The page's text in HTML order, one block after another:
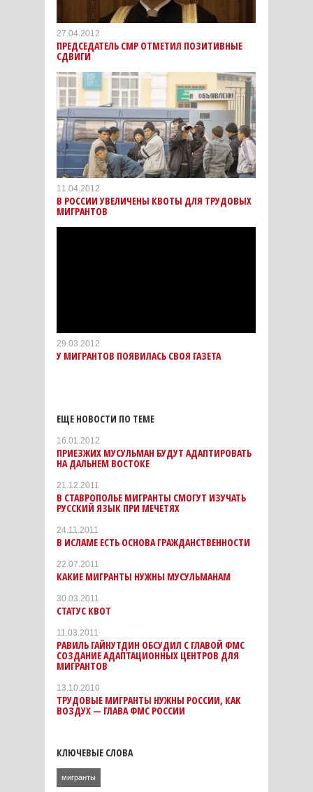
27.04.2012
ПРЕДСЕДАТЕЛЬ СМР ОТМЕТИЛ ПОЗИТИВНЫЕ
СДВИГИ
11.04.2012
В РОССИИ УВЕЛИЧЕНЫ КВОТЫ ДЛЯ ТРУДОВЫХ
МИГРАНТОВ
29.03.2012
У МИГРАНТОВ ПОЯВИЛАСЬ СВОЯ ГАЗЕТА
ЕЩЕ НОВОСТИ ПО ТЕМЕ
16.01.2012
ПРИЕЗЖИХ МУСУЛЬМАН БУДУТ АДАПТИРОВАТЬ
НА ДАЛЬНЕМ ВОСТОКЕ
21.12.2011
В СТАВРОПОЛЬЕ МИГРАНТЫ СМОГУТ ИЗУЧАТЬ
РУССКИЙ ЯЗЫК ПРИ МЕЧЕТЯХ
24.11.2011
В ИСЛАМЕ ЕСТЬ ОСНОВА ГРАЖДАНСТВЕННОСТИ
22.07.2011
КАКИЕ МИГРАНТЫ НУЖНЫ МУСУЛЬМАНАМ
30.03.2011
СТАТУС КВОТ
11.03.2011
РАВИЛЬ ГАЙНУТДИН ОБСУДИЛ С ГЛАВОЙ ФМС
СОЗДАНИЕ АДАПТАЦИОННЫХ ЦЕНТРОВ ДЛЯ
МИГРАНТОВ
13.10.2010
ТРУДОВЫЕ МИГРАНТЫ НУЖНЫ РОССИИ, КАК
ВОЗДУХ — ГЛАВА ФМС РОССИИ
КЛЮЧЕВЫЕ СЛОВА
мигранты